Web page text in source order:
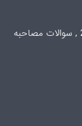
آماده سازی مدارک ویزامتریک 2024 , سوالات مصاحبه